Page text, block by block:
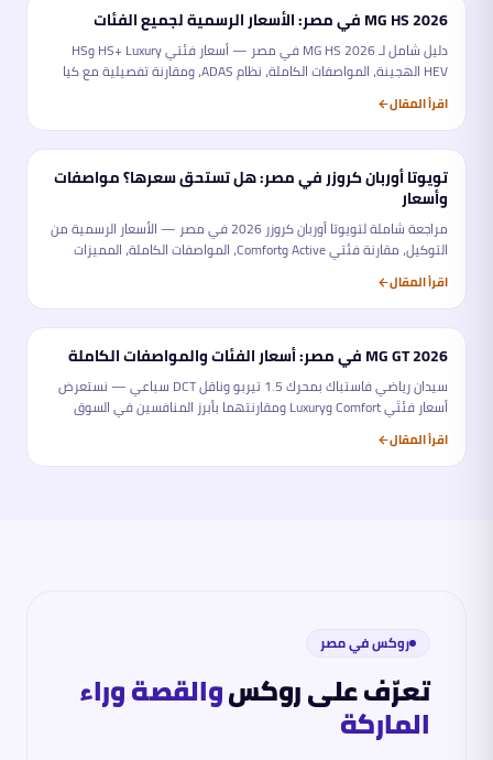
تحليل
MG HS 2026 في مصر: الأسعار الرسمية لجميع الفئات
دليل شامل لـ MG HS 2026 في مصر — أسعار فئتي HS+ Luxury وHS
HEV الهجينة، المواصفات الكاملة، نظام ADAS، ومقارنة تفصيلية مع كيا
سبورتاج وهيونداي توسان. كل ما تحتاجه قبل الشراء.
اقرأ المقال
تحليل
تويوتا أوربان كروزر في مصر: هل تستحق سعرها؟ مواصفات
وأسعار
مراجعة شاملة لتويوتا أوربان كروزر 2026 في مصر — الأسعار الرسمية من
التوكيل، مقارنة فئتي Active وComfort، المواصفات الكاملة، المميزات
والعيوب، ومقارنتها بأبرز المنافسين في سوق الكروس أوفر المدمجة.
اقرأ المقال
تحليل
MG GT 2026 في مصر: أسعار الفئات والمواصفات الكاملة
سيدان رياضي فاستباك بمحرك 1.5 تيربو وناقل DCT سباعي — نستعرض
أسعار فئتَي Comfort وLuxury ومقارنتهما بأبرز المنافسين في السوق
المصري.
اقرأ المقال
روكسفي مصر
تعرّف علىروكسوالقصة وراء
الماركة